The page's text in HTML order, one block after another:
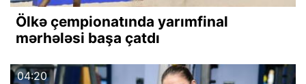
Ölkə çempionatında yarımfinal
mərhələsi başa çatdı
04:20